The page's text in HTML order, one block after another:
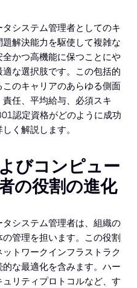
システム管理者としてのキ
解決能力を駆使して複雑な
かつ高機能に保つことにや
な選択肢です。この包括的
のキャリアのあらゆる側面
任、平均給与、必須スキ
認定資格がどのように成功
く解説します。
びコンピュー
の役割の進化
システム管理者は、組織の
管理を担います。この役割
トワークインフラストラク
な最適化を含みます。ハー
リティプロトコルなど、す